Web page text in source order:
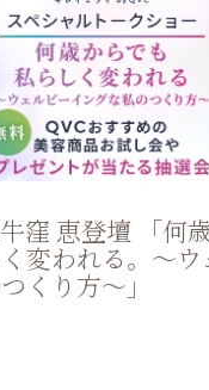
窪 恵登壇 「何
変われる。～ウ
くり方～」